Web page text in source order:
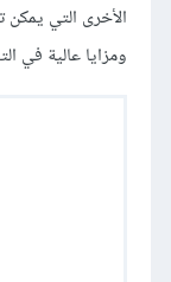
الأخرى التي
ومزايا عالية في